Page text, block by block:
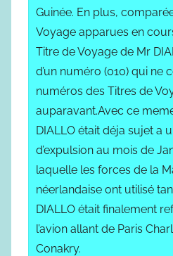
Guinée. En plus,
Voyage apparues en
Titre de Voyage de Mr
d’un numéro (010) qui ne
numéros des Titres de
auparavant.Avec ce
DIALLO était déja sujet a
d’expulsion au mois de
laquelle les forces de la
néerlandaise ont utilisé
DIALLO était finalement
l’avion allant de Paris
Conakry.